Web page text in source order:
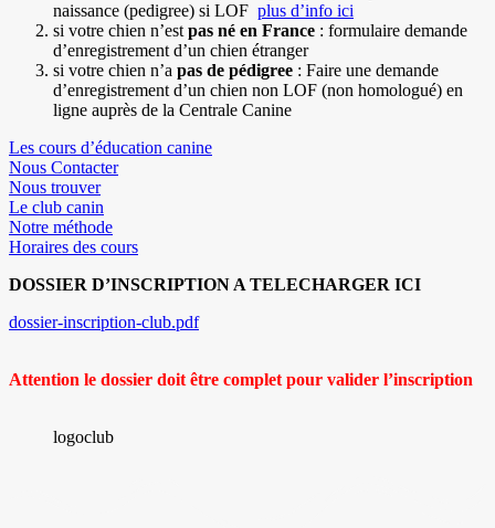
naissance (pedigree) si LOF plus d’info ici
si votre chien n’est pas né en France : formulaire demande
d’enregistrement d’un chien étranger
si votre chien n’a pas de pédigree : Faire une demande
d’enregistrement d’un chien non LOF (non homologué) en
ligne auprès de la Centrale Canine
Les cours d’éducation canine
Nous Contacter
Nous trouver
Le club canin
Notre méthode
Horaires des cours
DOSSIER D’INSCRIPTION A TELECHARGER ICI
Document
dossier-inscription-club.pdf
Attention le dossier doit être complet pour valider l’inscription
logoclub